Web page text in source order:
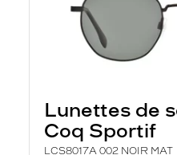
Lunettes de
Coq Sportif
LCS8017A 002 NOIR MAT